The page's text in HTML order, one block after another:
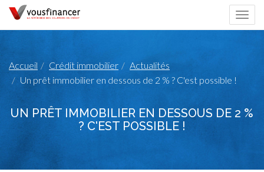
Accueil Crédit immobilier
Actualités
Un prêt immobilier en dessous de 2 % ? C'est possible !
UN PRÊT IMMOBILIER EN DESSOUS DE 2 %
? C'EST POSSIBLE !